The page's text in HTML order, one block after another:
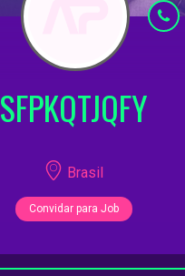
SFPKQTJQFY
Brasil
Convidar para Job